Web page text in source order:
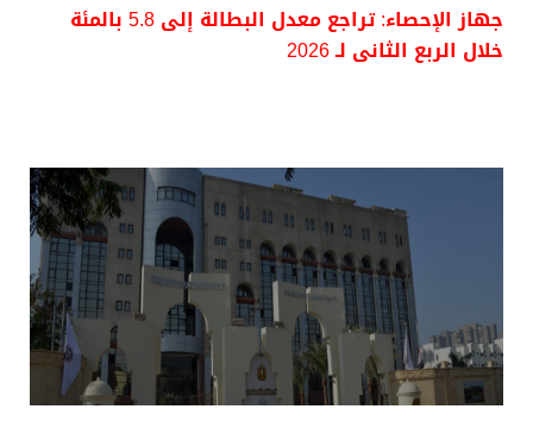
جهاز الإحصاء: تراجع معدل البطالة إلى 5.8 بالمئة
خلال الربع الثانى لـ 2026